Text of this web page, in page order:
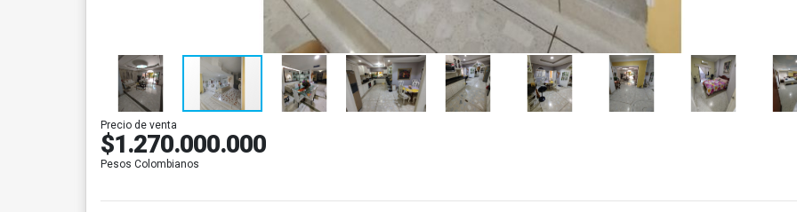
Precio de venta
$1.270.000.000
Pesos Colombianos